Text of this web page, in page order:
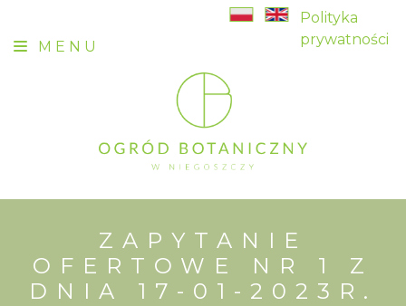
MENU
Polityka
prywatności
ZAPYTANIE
OFERTOWE NR 1 Z
DNIA 17-01-2023R.